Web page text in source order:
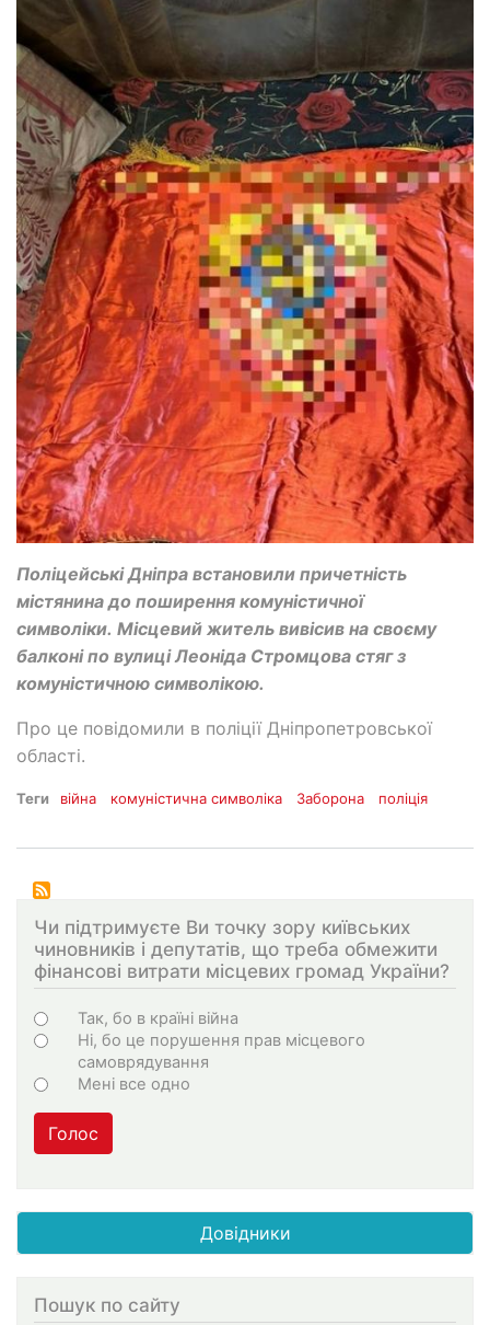
Поліцейські Дніпра встановили причетність
містянина до поширення комуністичної
символіки. Місцевий житель вивісив на своєму
балконі по вулиці Леоніда Стромцова стяг з
комуністичною символікою.
Про це повідомили в поліції Дніпропетровської
області.
Теги війна комуністична символіка Заборона поліція
Чи підтримуєте Ви точку зору київських
чиновників і депутатів, що треба обмежити
фінансові витрати місцевих громад України?
Варіанти
Так, бо в країні війна
Ні, бо це порушення прав місцевого
самоврядування
Мені все одно
Голос
Довідники
Пошук по сайту